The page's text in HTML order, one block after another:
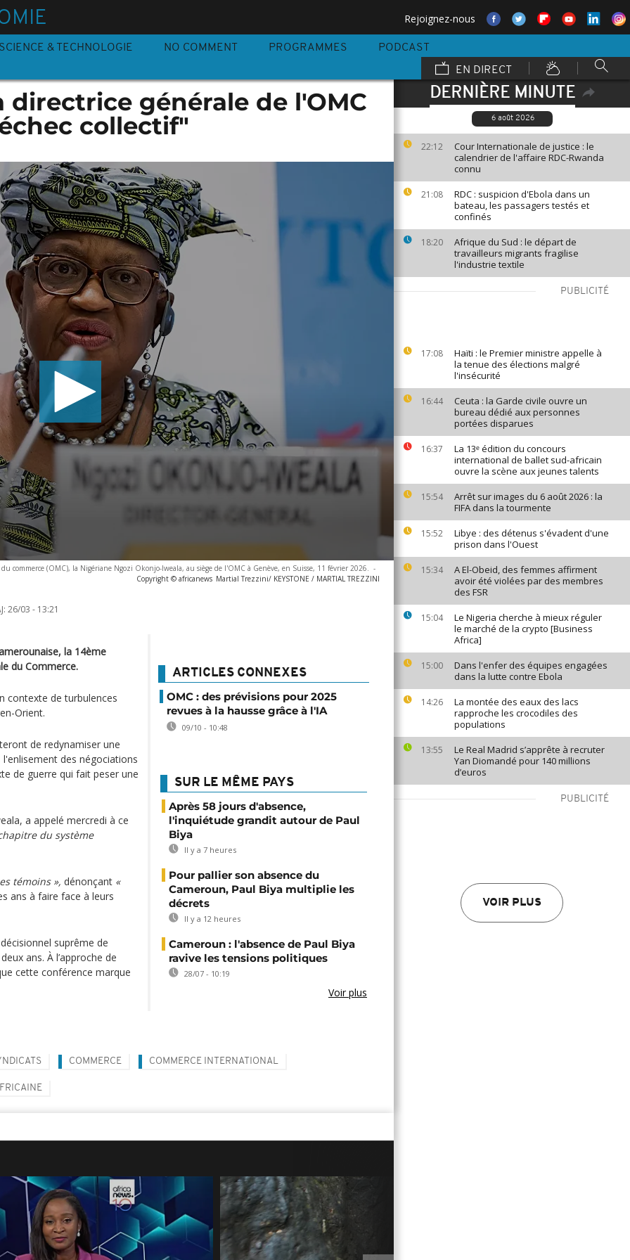
Rejoignez-nous
SCIENCE & TECHNOLOGIE NO COMMENT PROGRAMMES
PODCAST
EN DIRECT
DERNIÈRE MINUTE
6 août 2026
22:12
Cour Internationale de justice : le
calendrier de l'affaire RDC-Rwanda
connu
21:08
RDC : suspicion d'Ebola dans un
bateau, les passagers testés et
confinés
18:20
Afrique du Sud : le départ de
travailleurs migrants fragilise
l'industrie textile
PUBLICITÉ
17:08
Haïti : le Premier ministre appelle à
la tenue des élections malgré
l'insécurité
16:44
Ceuta : la Garde civile ouvre un
bureau dédié aux personnes
portées disparues
16:37
La 13ᵉ édition du concours
international de ballet sud-africain
ouvre la scène aux jeunes talents
15:54
Arrêt sur images du 6 août 2026 : la
FIFA dans la tourmente
15:52
Libye : des détenus s'évadent d'une
prison dans l'Ouest
15:34
A El-Obeid, des femmes affirment
avoir été violées par des membres
des FSR
15:04
Le Nigeria cherche à mieux réguler
le marché de la crypto [Business
Africa]
15:00
Dans l'enfer des équipes engagées
dans la lutte contre Ebola
14:26
La montée des eaux des lacs
rapproche les crocodiles des
populations
13:55
Le Real Madrid s’apprête à recruter
Yan Diomandé pour 140 millions
d’euros
PUBLICITÉ
VOIR PLUS
directrice générale de l'OMC
collectif"
commerce (OMC), la Nigériane Ngozi Okonjo-Iweala, au siège de l'OMC à Genève, en Suisse, 11 février 2026. -
Copyright © africanews Martial Trezzini/ KEYSTONE / MARTIAL TREZZINI
26/03 - 13:21
la 14ème
du Commerce.
contexte de turbulences
Orient.
de redynamiser une
des négociations
de guerre qui fait peser une
a appelé mercredi à ce
du système
témoins », dénonçant «
ans à faire face à leurs
suprême de
ans. À l’approche de
cette conférence marque
ARTICLES CONNEXES
OMC : des prévisions pour 2025
revues à la hausse grâce à l'IA
09/10 - 10:48
SUR LE MÊME PAYS
Après 58 jours d'absence,
l'inquiétude grandit autour de Paul
Biya
Il y a 7 heures
Pour pallier son absence du
Cameroun, Paul Biya multiplie les
décrets
Il y a 12 heures
Cameroun : l'absence de Paul Biya
ravive les tensions politiques
28/07 - 10:19
Voir plus
COMMERCE COMMERCE INTERNATIONAL